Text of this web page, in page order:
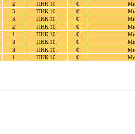
2 ПНК 10 0
3 ПНК 10 0
3 ПНК 10 0
2 ПНК 10 0
1 ПНК 10 0
3 ПНК 10 0
3 ПНК 10 0
1 ПНК 10 0